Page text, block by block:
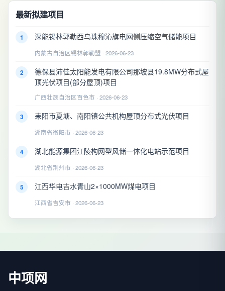
最新拟建项目
1 深能锡林郭勒西乌珠穆沁旗电网侧压缩空气储能项目
内蒙古自治区锡林郭勒盟 · 2026-06-23
2
德保县沛佳太阳能发电有限公司那坡县19.8MW分布式屋
顶光伏项目(部分屋顶)项目
广西壮族自治区百色市 · 2026-06-23
3 耒阳市夏塘、南阳镇公共机构屋顶分布式光伏项目
湖南省衡阳市 · 2026-06-23
4 湖北能源集团江陵构网型风储一体化电站示范项目
湖北省荆州市 · 2026-06-23
5 江西华电吉水青山2×1000MW煤电项目
江西省吉安市 · 2026-06-23
中项网